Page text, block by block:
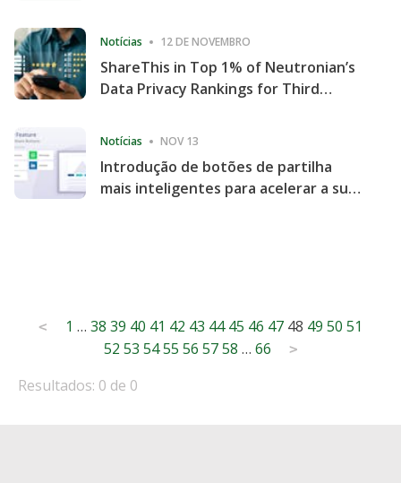
Notícias 12 DE NOVEMBRO
ShareThis in Top 1% of Neutronian’s
Data Privacy Rankings for Third
Notícias NOV 13
Introdução de botões de partilha
mais inteligentes para acelerar a sua
Posts
pagination
< 1 … 38 39 40 41 42 43 44 45 46 47 48 49 50 51
52 53 54 55 56 57 58 … 66 >
Resultados: 0 de 0